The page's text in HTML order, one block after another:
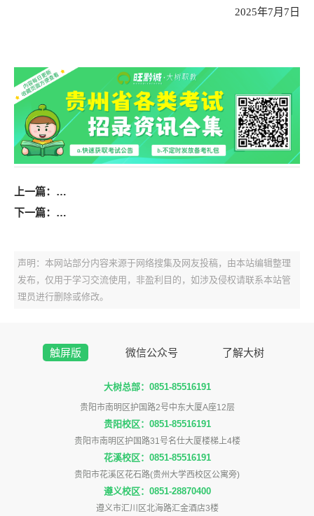
2025年7月7日
上一篇：
2025年遵义市部分县（市、区）公开选聘城市社区工作
下一篇：
2025年遵义市部分县（市、区）公开选聘城市社区工
声明：本网站部分内容来源于网络搜集及网友投稿，由本站编辑整理
发布，仅用于学习交流使用，非盈利目的，如涉及侵权请联系本站管
理员进行删除或修改。
触屏版 微信公众号 了解大树
大树总部：0851-85516191
贵阳市南明区护国路2号中东大厦A座12层
贵阳校区：0851-85516191
贵阳市南明区护国路31号名仕大厦楼梯上4楼
花溪校区：0851-85516191
贵阳市花溪区花石路(贵州大学西校区公寓旁)
遵义校区：0851-28870400
遵义市汇川区北海路汇金酒店3楼